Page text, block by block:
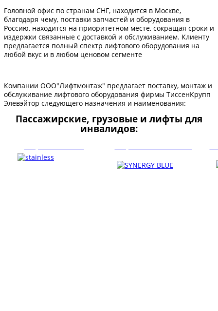
Головной офис по странам СНГ, находится в Москве,
благодаря чему, поставки запчастей и оборудования в
Россию, находится на приоритетном месте, сокращая сроки и
издержки связанные с доставкой и обслуживанием. Клиенту
предлагается полный спектр лифтового оборудования на
любой вкус и в любом ценовом сегменте
Компании ООО"Лифтмонтаж" предлагает поставку, монтаж и
обслуживание лифтового оборудования фирмы ТиссенКрупп
Элевэйтор следующего назначения и наименования:
Пассажирские, грузовые и лифты для
инвалидов: